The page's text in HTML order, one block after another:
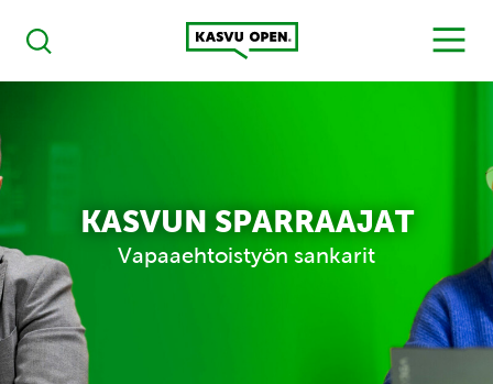
Haku
Kasvu Open
MENU
KASVUN SPARRAAJAT
Vapaaehtoistyön sankarit